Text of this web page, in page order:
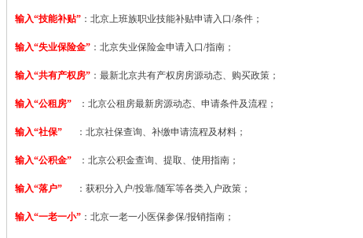
输入“技能补贴” ： 北京上班族职业技能补贴申请入口/条件；
输入“失业保险金” ：北京失业保险金申请入口/指南；
输入“共有产权房” ：最新北京共有产权房房源动态、购买政策；
输入“公租房” ：北京公租房最新房源动态、申请条件及流程；
输入“社保” ：北京社保查询、补缴申请流程及材料；
输入“公积金” ：北京公积金查询、提取、使用指南；
输入“落户” ：获积分入户/投靠/随军等各类入户政策；
输入“一老一小” ：北京一老一小医保参保/报销指南；